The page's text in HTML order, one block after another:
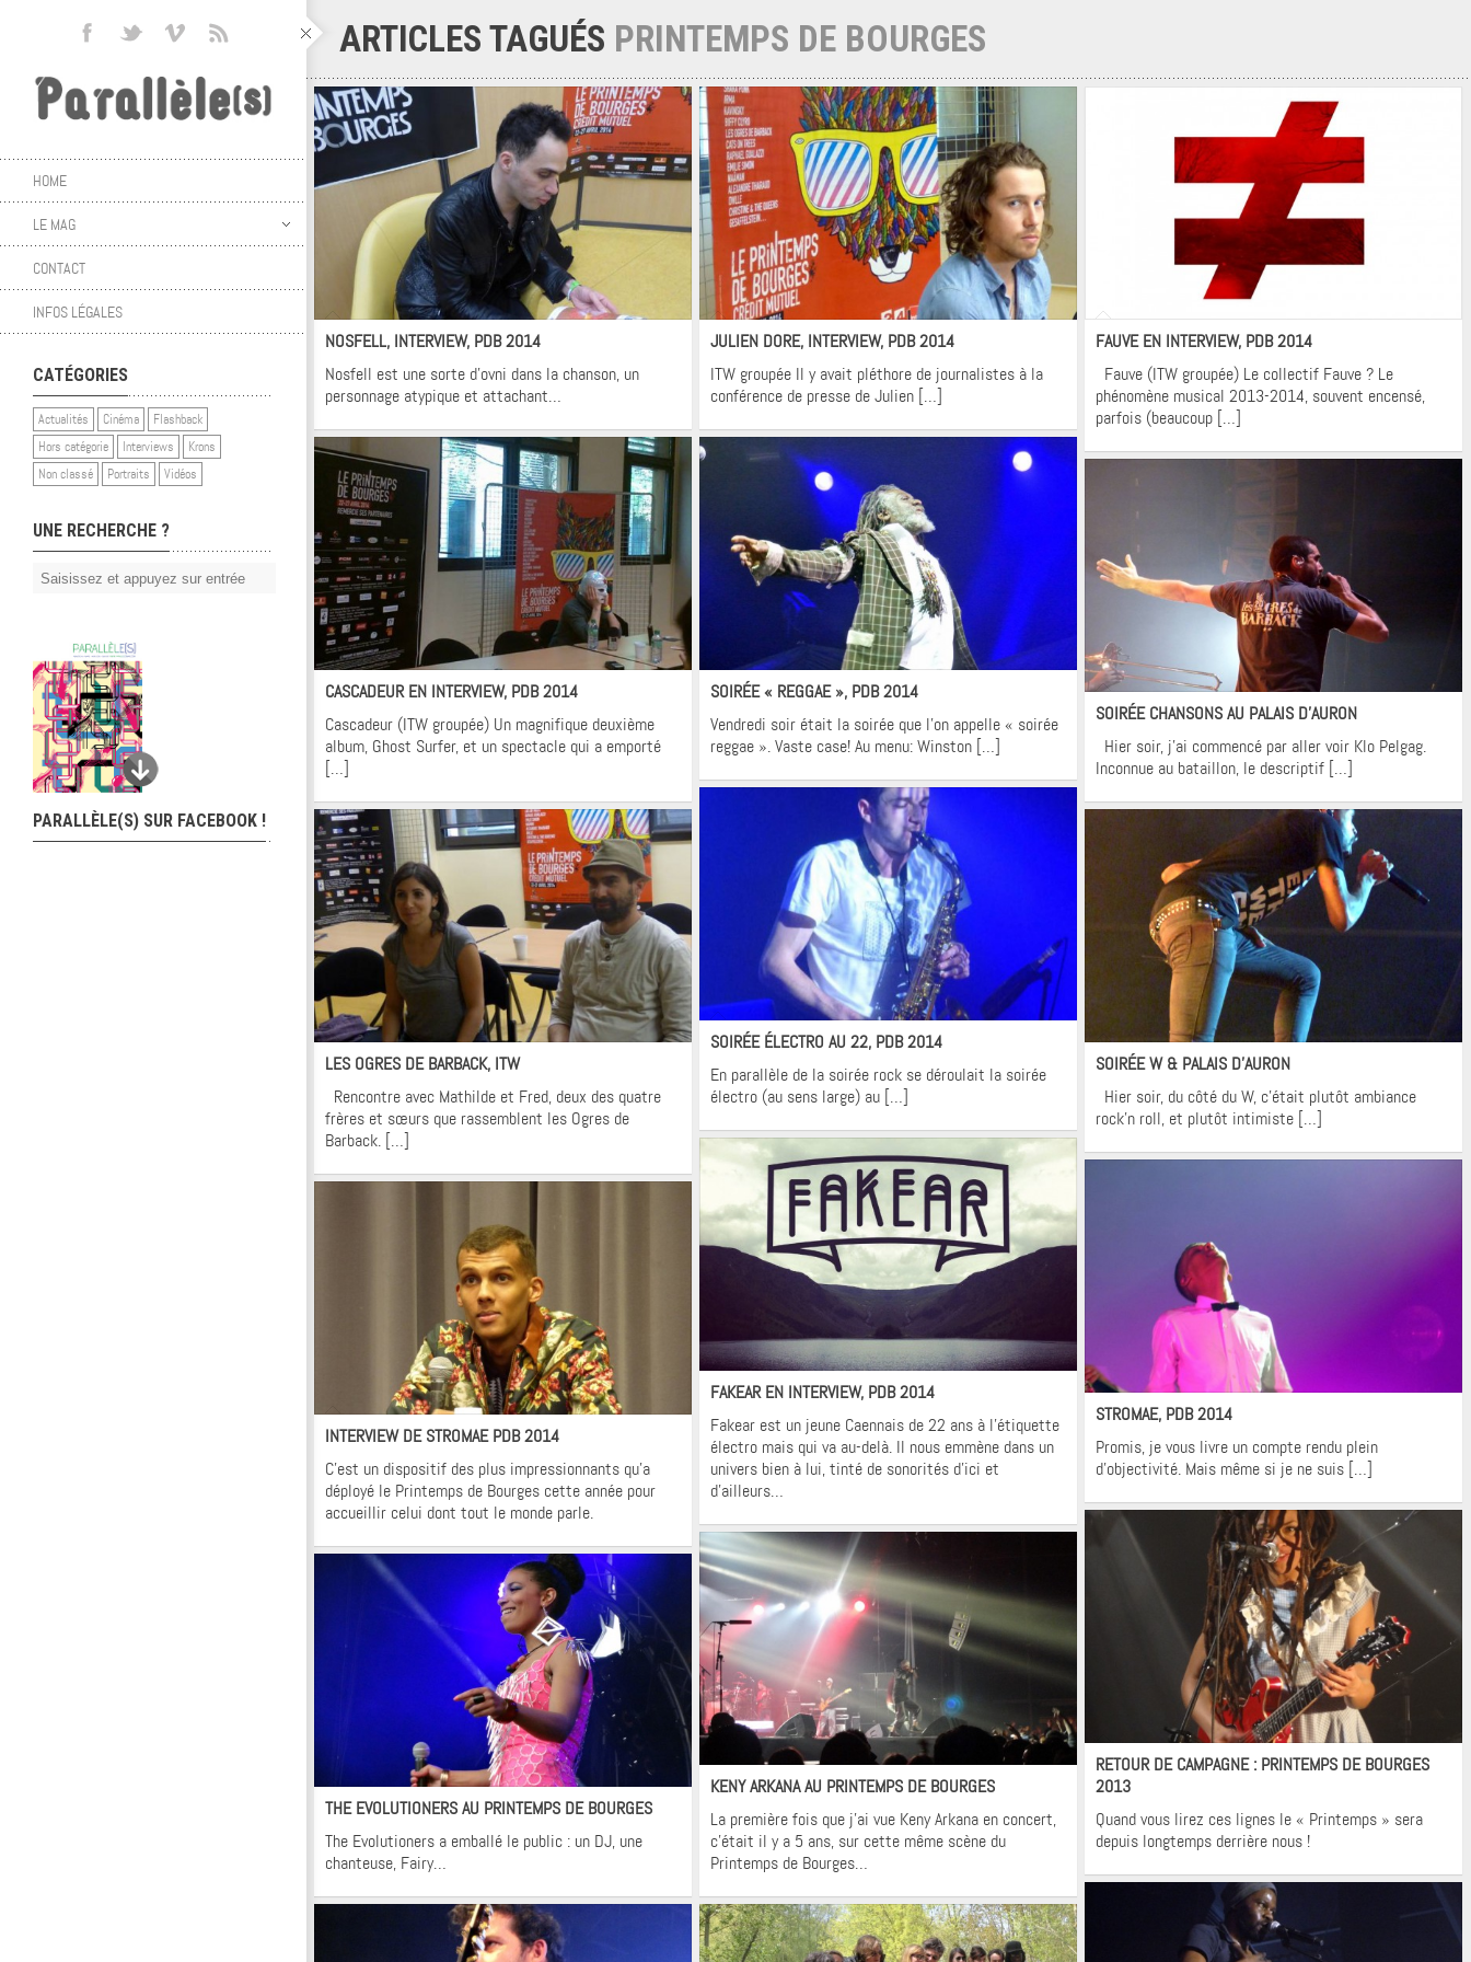
HOME
LE MAG
CONTACT
INFOS LÉGALES
CATÉGORIES
Actualités Cinéma
Flashback
Hors catégorie
Interviews
Krons
Non classé
Portraits Vidéos
UNE RECHERCHE ?
PARALLÈLE(S) SUR FACEBOOK !
ARTICLES TAGUÉS PRINTEMPS DE BOURGES
Interviews
NOSFELL, INTERVIEW, PDB 2014
Nosfell est une sorte d’ovni dans la chanson, un
personnage atypique et attachant…
Interviews
JULIEN DORE, INTERVIEW, PDB 2014
ITW groupée Il y avait pléthore de journalistes à la
conférence de presse de Julien […]
FAUVE EN INTERVIEW, PDB 2014
Fauve (ITW groupée) Le collectif Fauve ? Le
phénomène musical 2013-2014, souvent encensé,
parfois (beaucoup […]
Interviews
CASCADEUR EN INTERVIEW, PDB 2014
Cascadeur (ITW groupée) Un magnifique deuxième
album, Ghost Surfer, et un spectacle qui a emporté
[…]
Flashback
SOIRÉE « REGGAE », PDB 2014
Vendredi soir était la soirée que l’on appelle « soirée
reggae ». Vaste case! Au menu: Winston […]
Flashback
SOIRÉE CHANSONS AU PALAIS D’AURON
Hier soir, j’ai commencé par aller voir Klo Pelgag.
Inconnue au bataillon, le descriptif […]
Actualités
SOIRÉE ÉLECTRO AU 22, PDB 2014
En parallèle de la soirée rock se déroulait la soirée
électro (au sens large) au […]
Interviews
LES OGRES DE BARBACK, ITW
Rencontre avec Mathilde et Fred, deux des quatre
frères et sœurs que rassemblent les Ogres de
Barback. […]
Actualités
SOIRÉE W & PALAIS D’AURON
Hier soir, du côté du W, c’était plutôt ambiance
rock’n roll, et plutôt intimiste […]
Interviews
FAKEAR EN INTERVIEW, PDB 2014
Fakear est un jeune Caennais de 22 ans à l’étiquette
électro mais qui va au-delà. Il nous emmène dans un
univers bien à lui, tinté de sonorités d’ici et
d’ailleurs…
Actualités
STROMAE, PDB 2014
Promis, je vous livre un compte rendu plein
d’objectivité. Mais même si je ne suis […]
Interviews
INTERVIEW DE STROMAE PDB 2014
C’est un dispositif des plus impressionnants qu’a
déployé le Printemps de Bourges cette année pour
accueillir celui dont tout le monde parle.
Flashback
RETOUR DE CAMPAGNE : PRINTEMPS DE BOURGES
2013
Quand vous lirez ces lignes le « Printemps » sera
depuis longtemps derrière nous !
Flashback
Interviews
Vidéos
KENY ARKANA AU PRINTEMPS DE BOURGES
La première fois que j’ai vue Keny Arkana en concert,
c’était il y a 5 ans, sur cette même scène du
Printemps de Bourges…
Flashback
Vidéos
THE EVOLUTIONERS AU PRINTEMPS DE BOURGES
The Evolutioners a emballé le public : un DJ, une
chanteuse, Fairy…